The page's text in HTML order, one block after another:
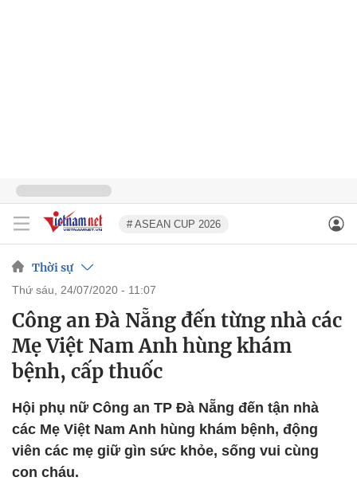
# ASEAN CUP 2026
Thời sự
thứ sáu, 24/07/2020 - 11:07
Công an Đà Nẵng đến từng nhà các
Mẹ Việt Nam Anh hùng khám
bệnh, cấp thuốc
Hội phụ nữ Công an TP Đà Nẵng đến tận nhà
các Mẹ Việt Nam Anh hùng khám bệnh, động
viên các mẹ giữ gìn sức khỏe, sống vui cùng
con cháu.